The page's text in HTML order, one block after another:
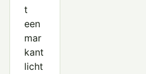
t
een
mar
kant
licht